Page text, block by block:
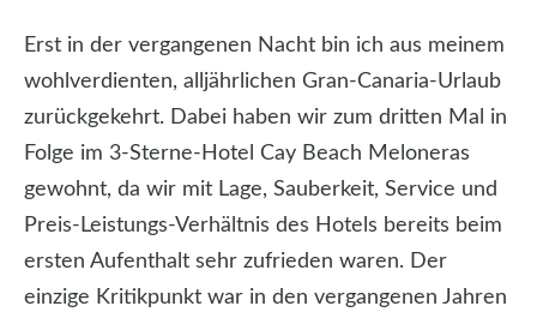
Erst in der vergangenen Nacht bin ich aus meinem
wohlverdienten, alljährlichen Gran-Canaria-Urlaub
zurückgekehrt. Dabei haben wir zum dritten Mal in
Folge im 3-Sterne-Hotel Cay Beach Meloneras
gewohnt, da wir mit Lage, Sauberkeit, Service und
Preis-Leistungs-Verhältnis des Hotels bereits beim
ersten Aufenthalt sehr zufrieden waren. Der
einzige Kritikpunkt war in den vergangenen Jahren